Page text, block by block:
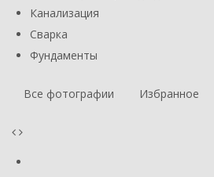
Канализация
Сварка
Фундаменты
Все фотографии Избранное